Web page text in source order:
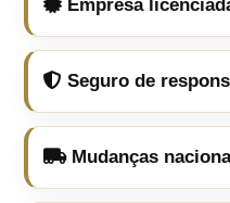
Empresa
Seguro de
Mudanças